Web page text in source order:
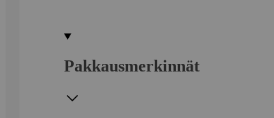
Pakkausmerkinnät